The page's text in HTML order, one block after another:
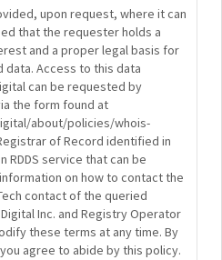
upon request, where it can
that the requester holds a
and a proper legal basis for
data. Access to this data
can be requested by
the form found at
about/policies/whois-
of Record identified in
RDDS service that can be
on how to contact the
contact of the queried
Inc. and Registry Operator
these terms at any time. By
agree to abide by this policy.